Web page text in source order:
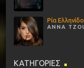
Ρία
ANNA
ΚΑΤΗΓΟΡΙΕΣ